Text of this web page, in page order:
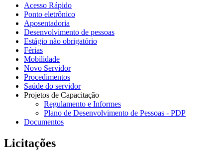
Acesso Rápido
Ponto eletrônico
Aposentadoria
Desenvolvimento de pessoas
Estágio não obrigatório
Férias
Mobilidade
Novo Servidor
Procedimentos
Saúde do servidor
Projetos de Capacitação
Regulamento e Informes
Plano de Desenvolvimento de Pessoas - PDP
Documentos
Licitações